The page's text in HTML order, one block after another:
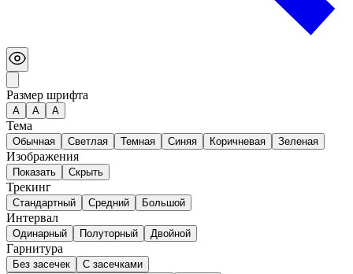
Размер шрифта
А A A
Тема
Обычная Светлая Темная Синяя Коричневая Зеленая
Изображения
Показать Скрыть
Трекинг
Стандартный Средний Большой
Интервал
Одинарный Полуторный Двойной
Гарнитура
Без засечек
С засечками